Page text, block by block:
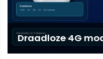
Draadloze 4G